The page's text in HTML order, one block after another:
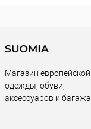
Магазин европейской
одежды, обуви,
аксессуаров и багажа.